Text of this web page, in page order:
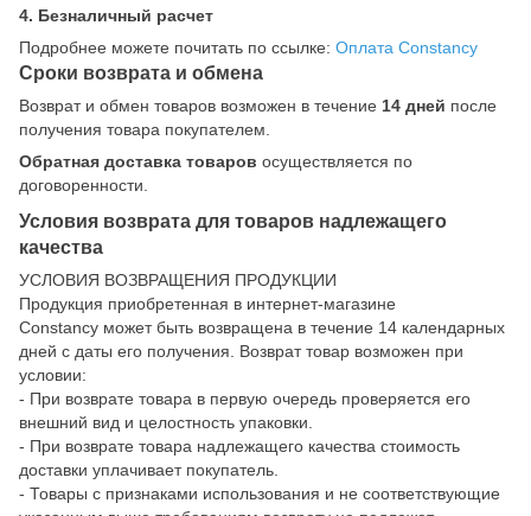
4. Безналичный расчет
Подробнее можете почитать по ссылке: Оплата Constancy
Сроки возврата и обмена
Возврат и обмен товаров возможен в течение 14 дней после
получения товара покупателем.
Обратная доставка товаров осуществляется по
договоренности.
Условия возврата для товаров надлежащего
качества
УСЛОВИЯ ВОЗВРАЩЕНИЯ ПРОДУКЦИИ
Продукция приобретенная в интернет-магазине
Constancy может быть возвращена в течение 14 календарных
дней с даты его получения. Возврат товар возможен при
условии:
- При возврате товара в первую очередь проверяется его
внешний вид и целостность упаковки.
- При возврате товара надлежащего качества стоимость
доставки уплачивает покупатель.
- Товары с признаками использования и не соответствующие